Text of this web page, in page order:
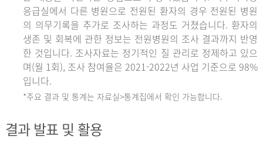
응급실에서 다른 병원으로 전원된 환자의 경우 전원된 병원
의 의무기록을 추가로 조사하는 과정도 거쳤습니다. 환자의
생존 및 회복에 관한 정보는 전원병원의 조사 결과까지 반영
한 것입니다. 조사자료는 정기적인 질 관리로 정제하고 있으
며(월 1회), 조사 참여율은 2021-2022년 사업 기준으로 98%
입니다.
*주요 결과 및 통계는 자료실>통계집에서 확인 가능합니다.
결과 발표 및 활용